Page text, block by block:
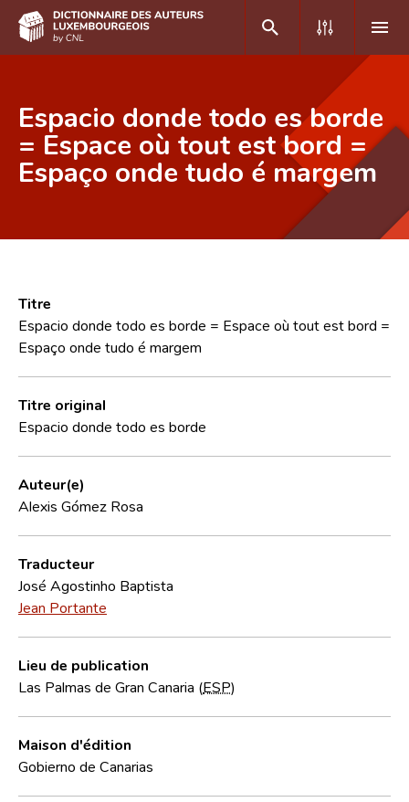
DE FR
Accueil
Recherche avancée
CNL
Équipe scientifique
Espacio donde todo es borde
= Espace où tout est bord =
Espaço onde tudo é margem
Titre
Espacio donde todo es borde = Espace où tout est bord =
Espaço onde tudo é margem
Titre original
Espacio donde todo es borde
Auteur(e)
Alexis Gómez Rosa
Traducteur
José Agostinho Baptista
Jean Portante
Lieu de publication
Las Palmas de Gran Canaria (ESP)
Maison d'édition
Gobierno de Canarias